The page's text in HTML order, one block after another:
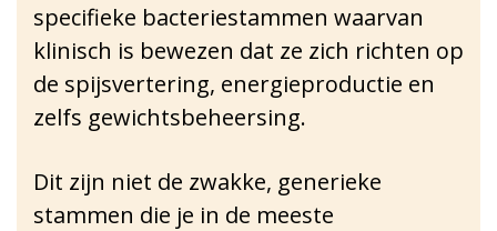
specifieke bacteriestammen waarvan
klinisch is bewezen dat ze zich richten op
de spijsvertering, energieproductie en
zelfs gewichtsbeheersing.
Dit zijn niet de zwakke, generieke
stammen die je in de meeste